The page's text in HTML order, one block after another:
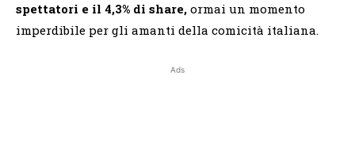
spettatori e il 4,3% di share, ormai un momento
imperdibile per gli amanti della comicità italiana.
Ads